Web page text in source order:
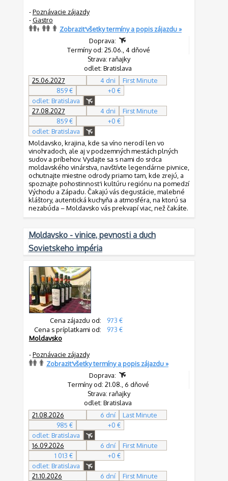
-Poznávacie zájazdy
-Gastro
Zobraziť všetky termíny a popis zájazdu »
Doprava:
Termíny od: 25.06., 4 dňové
Strava: raňajky
odlet: Bratislava
25.06.2027
4 dni
First Minute
859 €
+0 €
odlet: Bratislava
27.08.2027
4 dni
First Minute
859 €
+0 €
odlet: Bratislava
Moldavsko, krajina, kde sa víno nerodí len vo
vinohradoch, ale aj v podzemných mestách plných
sudov a príbehov. Vydajte sa s nami do srdca
moldavského vinárstva, navštívte legendárne pivnice,
ochutnajte miestne odrody priamo tam, kde zrejú, a
spoznajte pohostinnosť i kultúru regiónu na pomedzí
Východu a Západu. Čakajú vás degustácie, malebné
kláštory, autentická kuchyňa a atmosféra, na ktorú sa
nezabúda – Moldavsko vás prekvapí viac, než čakáte.
Moldavsko - vinice, pevnosti a duch
Sovietskeho impéria
Cena zájazdu od:
973 €
Cena s príplatkami od:
973 €
Moldavsko
-Poznávacie zájazdy
Zobraziť všetky termíny a popis zájazdu »
Doprava:
Termíny od: 21.08., 6 dňové
Strava: raňajky
odlet: Bratislava
21.08.2026
6 dní
Last Minute
985 €
+0 €
odlet: Bratislava
16.09.2026
6 dní
First Minute
1 013 €
+0 €
odlet: Bratislava
21.10.2026
6 dní
First Minute